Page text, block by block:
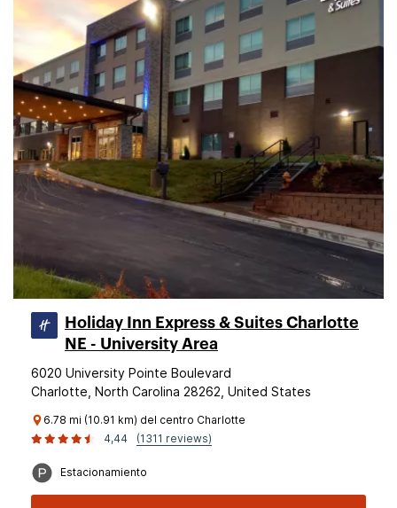
Holiday Inn Express & Suites Charlotte
NE - University Area
6020 University Pointe Boulevard
Charlotte, North Carolina 28262, United States
6.78 mi (10.91 km) del centro Charlotte
4,44
(1311 reviews)
Estacionamiento